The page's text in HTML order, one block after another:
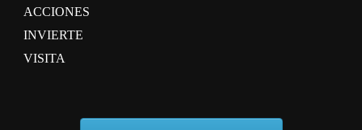
ACCIONES
INVIERTE
VISITA